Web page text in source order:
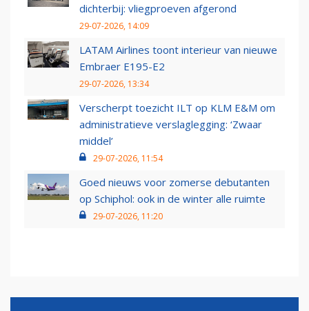
dichterbij: vliegproeven afgerond
29-07-2026, 14:09
LATAM Airlines toont interieur van nieuwe
Embraer E195-E2
29-07-2026, 13:34
Verscherpt toezicht ILT op KLM E&M om
administratieve verslaglegging: ‘Zwaar
middel’
29-07-2026, 11:54
Goed nieuws voor zomerse debutanten
op Schiphol: ook in de winter alle ruimte
29-07-2026, 11:20